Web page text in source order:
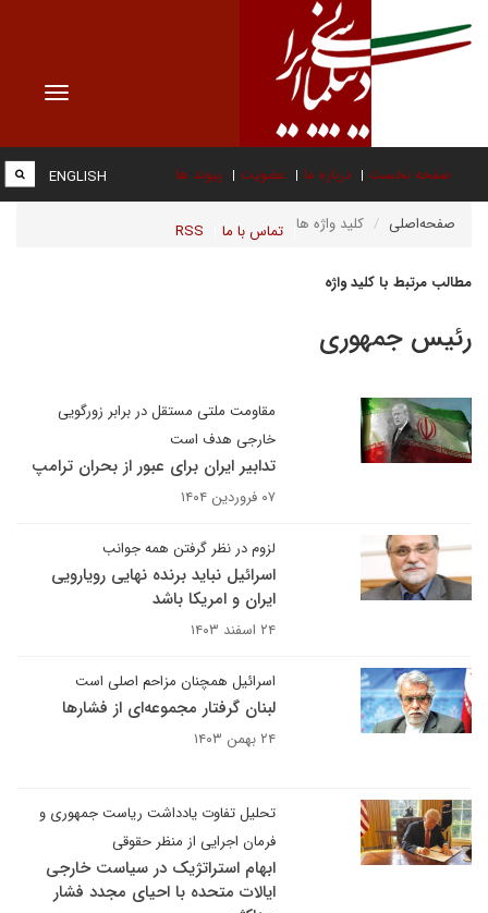
Toggle
صفحه نخست درباره ما عضویت پیوند ها
تماس با ما RSS
ENGLISH
صفحه‌اصلی کلید واژه ها
مطالب مرتبط با کلید واژه
رئیس جمهوری
مقاومت ملتی مستقل در برابر زورگویی
خارجی هدف است
تدابیر ایران برای عبور از بحران ترامپ
۰۷ فروردین ۱۴۰۴
لزوم در نظر گرفتن همه جوانب
اسرائیل نباید برنده نهایی رویارویی
ایران و امریکا باشد
۲۴ اسفند ۱۴۰۳
اسرائیل همچنان مزاحم اصلی است
لبنان گرفتار مجموعه‌ای از فشارها
۲۴ بهمن ۱۴۰۳
تحلیل تفاوت یادداشت ریاست جمهوری و
فرمان اجرایی از منظر حقوقی
ابهام استراتژیک در سیاست خارجی
ایالات متحده با احیای مجدد فشار